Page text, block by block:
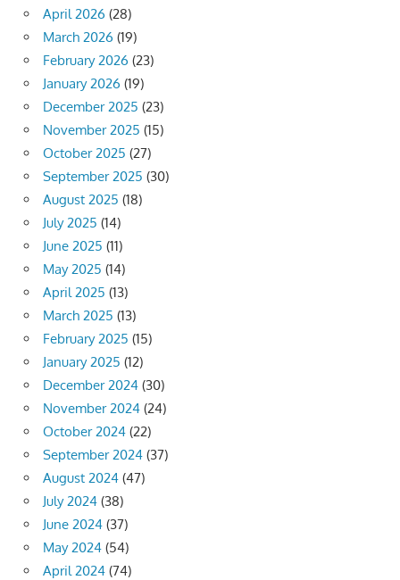
April 2026 (28)
March 2026 (19)
February 2026 (23)
January 2026 (19)
December 2025 (23)
November 2025 (15)
October 2025 (27)
September 2025 (30)
August 2025 (18)
July 2025 (14)
June 2025 (11)
May 2025 (14)
April 2025 (13)
March 2025 (13)
February 2025 (15)
January 2025 (12)
December 2024 (30)
November 2024 (24)
October 2024 (22)
September 2024 (37)
August 2024 (47)
July 2024 (38)
June 2024 (37)
May 2024 (54)
April 2024 (74)